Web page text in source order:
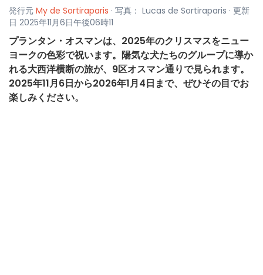
発行元 My de Sortiraparis · 写真： Lucas de Sortiraparis · 更新
日 2025年11月6日午後06時11
プランタン・オスマンは、2025年のクリスマスをニュー
ヨークの色彩で祝います。陽気な犬たちのグループに導か
れる大西洋横断の旅が、9区オスマン通りで見られます。
2025年11月6日から2026年1月4日まで、ぜひその目でお
楽しみください。